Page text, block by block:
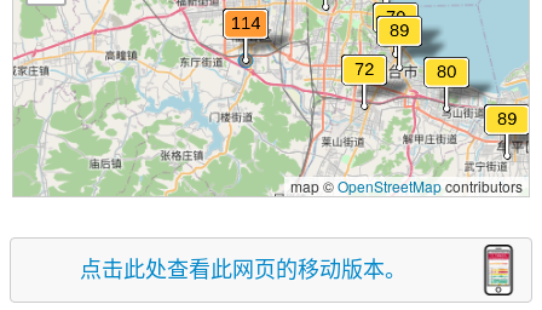
map ©OpenStreetMapcontributors
点击此处查看此网页的移动版本。